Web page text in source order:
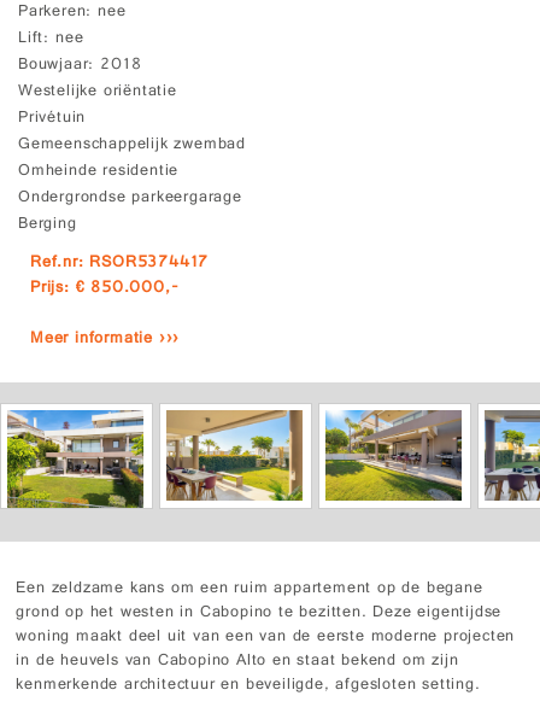
Parkeren nee
Lift nee
Bouwjaar 2018
Westelijke oriëntatie
Privétuin
Gemeenschappelijk zwembad
Omheinde residentie
Ondergrondse parkeergarage
Berging
Ref.nr: RSOR5374417
Prijs: € 850.000,-
Meer informatie ›››
Een zeldzame kans om een ruim appartement op de begane
grond op het westen in Cabopino te bezitten. Deze eigentijdse
woning maakt deel uit van een van de eerste moderne projecten
in de heuvels van Cabopino Alto en staat bekend om zijn
kenmerkende architectuur en beveiligde, afgesloten setting.